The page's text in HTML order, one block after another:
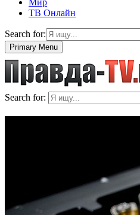
Мир
ТВ Онлайн
Search for:
Primary Menu
Search for: